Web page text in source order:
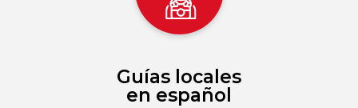
Guías locales
en español